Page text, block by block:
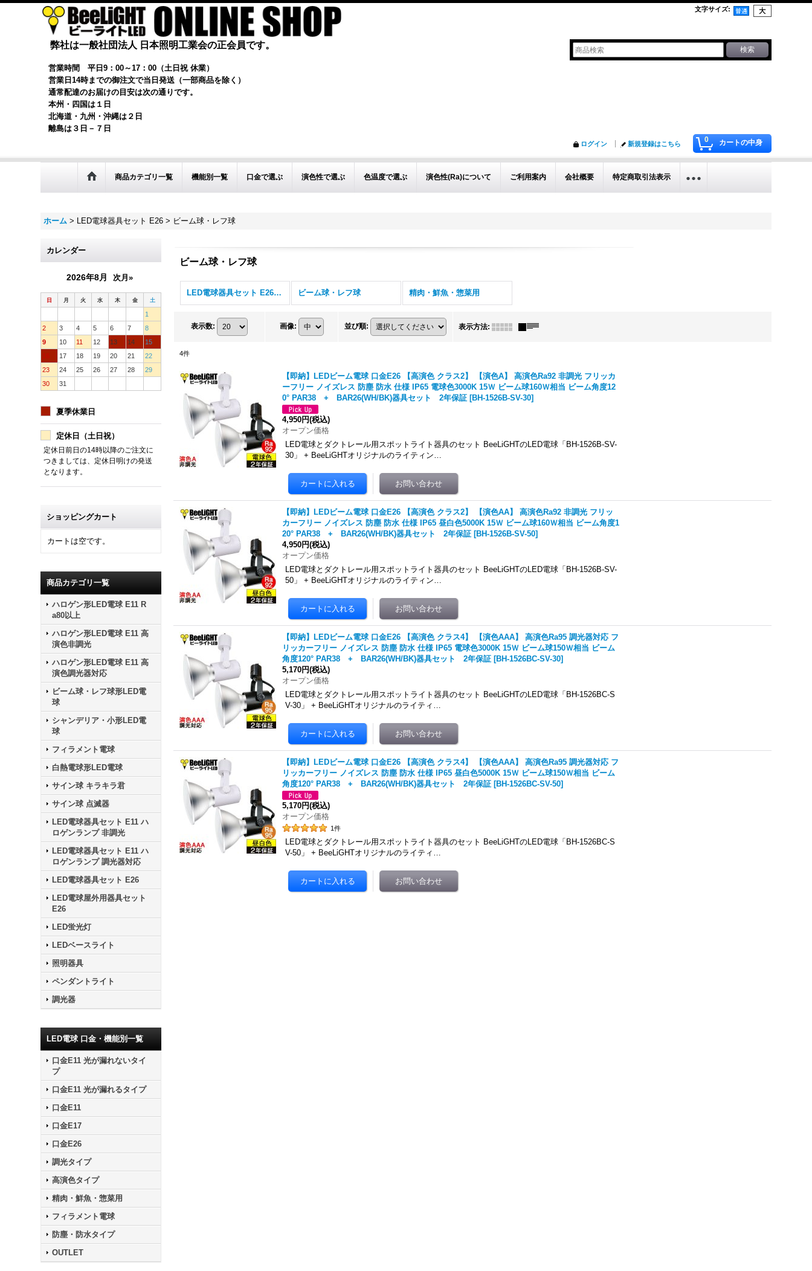
文字サイズ:
弊社は一般社団法人 日本照明工業会の正会員です。
営業時間 平日9：00～17：00（土日祝 休業）
営業日14時までの御注文で当日発送（一部商品を除く）
通常配達のお届けの目安は次の通りです。
本州・四国は１日
北海道・九州・沖縄は２日
離島は３日－７日
0 カートの中身
ログイン 新規登録はこちら
商品カテゴリ一覧 機能別一覧 口金で選ぶ 演色性で選ぶ 色温度で選ぶ 演色性(Ra)について ご利用案内 会社概要 特定商取引法表示
ホーム > LED電球器具セット E26 > ビーム球・レフ球
カレンダー
2026年8月 次月»
日 月 火 水 木 金 土
1
2
3 4 5 6 7
8
9
10 11 12 13 14
15
16
17 18 19 20 21
22
23
24 25 26 27 28
29
30
31
夏季休業日
定休日（土日祝）
定休日前日の14時以降のご注文に
つきましては、定休日明けの発送
となります。
ショッピングカート
カートは空です。
商品カテゴリ一覧
ハロゲン形LED電球 E11 R
a80以上
ハロゲン形LED電球 E11 高
演色非調光
ハロゲン形LED電球 E11 高
演色調光器対応
ビーム球・レフ球形LED電
球
シャンデリア・小形LED電
球
フィラメント電球
白熱電球形LED電球
サイン球 キラキラ君
サイン球 点滅器
LED電球器具セット E11 ハ
ロゲンランプ 非調光
LED電球器具セット E11 ハ
ロゲンランプ 調光器対応
LED電球器具セット E26
LED電球屋外用器具セット
E26
LED蛍光灯
LEDベースライト
照明器具
ペンダントライト
調光器
LED電球 口金・機能別一覧
口金E11 光が漏れないタイ
プ
口金E11 光が漏れるタイプ
口金E11
口金E17
口金E26
調光タイプ
高演色タイプ
精肉・鮮魚・惣菜用
フィラメント電球
防塵・防水タイプ
OUTLET
ビーム球・レフ球
LED電球器具セット E26 (全商品) ビーム球・レフ球 精肉・鮮魚・惣菜用
表示数: 画像: 並び順: 表示方法:
4件
【即納】LEDビーム電球 口金E26 【高演色 クラス2】 【演色A】 高演色Ra92 非調光 フリッカ
ーフリー ノイズレス 防塵 防水 仕様 IP65 電球色3000K 15Ｗ ビーム球160Ｗ相当 ビーム角度12
0° PAR38 + BAR26(WH/BK)器具セット 2年保証 [BH-1526B-SV-30]
4,950円(税込)
オープン価格
LED電球とダクトレール用スポットライト器具のセット BeeLiGHTのLED電球「BH-1526B-SV-
30」 + BeeLiGHTオリジナルのライティン…
【即納】LEDビーム電球 口金E26 【高演色 クラス2】 【演色AA】 高演色Ra92 非調光 フリッ
カーフリー ノイズレス 防塵 防水 仕様 IP65 昼白色5000K 15Ｗ ビーム球160Ｗ相当 ビーム角度1
20° PAR38 + BAR26(WH/BK)器具セット 2年保証 [BH-1526B-SV-50]
4,950円(税込)
オープン価格
LED電球とダクトレール用スポットライト器具のセット BeeLiGHTのLED電球「BH-1526B-SV-
50」 + BeeLiGHTオリジナルのライティン…
【即納】LEDビーム電球 口金E26 【高演色 クラス4】 【演色AAA】 高演色Ra95 調光器対応 フ
リッカーフリー ノイズレス 防塵 防水 仕様 IP65 電球色3000K 15Ｗ ビーム球150Ｗ相当 ビーム
角度120° PAR38 + BAR26(WH/BK)器具セット 2年保証 [BH-1526BC-SV-30]
5,170円(税込)
オープン価格
LED電球とダクトレール用スポットライト器具のセット BeeLiGHTのLED電球「BH-1526BC-S
V-30」 + BeeLiGHTオリジナルのライティ…
【即納】LEDビーム電球 口金E26 【高演色 クラス4】 【演色AAA】 高演色Ra95 調光器対応 フ
リッカーフリー ノイズレス 防塵 防水 仕様 IP65 昼白色5000K 15Ｗ ビーム球150Ｗ相当 ビーム
角度120° PAR38 + BAR26(WH/BK)器具セット 2年保証 [BH-1526BC-SV-50]
5,170円(税込)
オープン価格
1件
LED電球とダクトレール用スポットライト器具のセット BeeLiGHTのLED電球「BH-1526BC-S
V-50」 + BeeLiGHTオリジナルのライティ…